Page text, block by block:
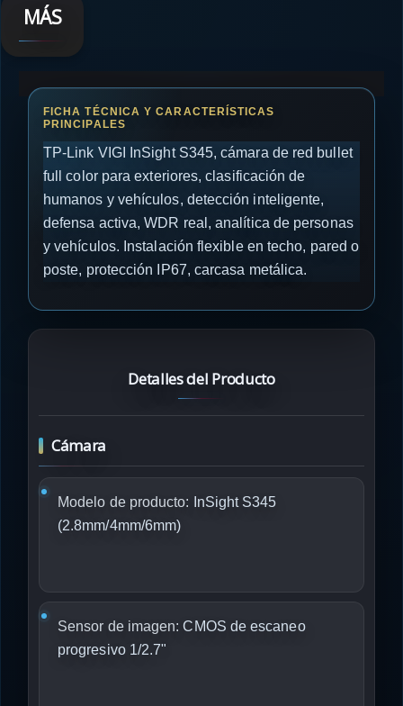
MÁS
TP-Link VIGI InSight S345, cámara de red bullet
full color para exteriores, clasificación de
humanos y vehículos, detección inteligente,
defensa activa, WDR real, analítica de personas
y vehículos. Instalación flexible en techo, pared o
poste, protección IP67, carcasa metálica.
Detalles del Producto
Cámara
Modelo de producto: InSight S345
(2.8mm/4mm/6mm)
Sensor de imagen: CMOS de escaneo
progresivo 1/2.7"